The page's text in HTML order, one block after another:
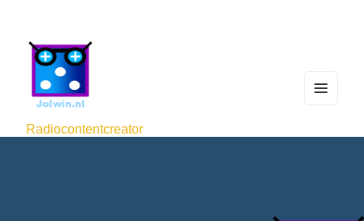
Radiocontentcreator
WIDG